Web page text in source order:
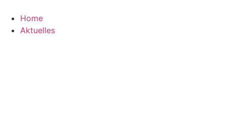
Inhalt
wechseln
Home
Aktuelles